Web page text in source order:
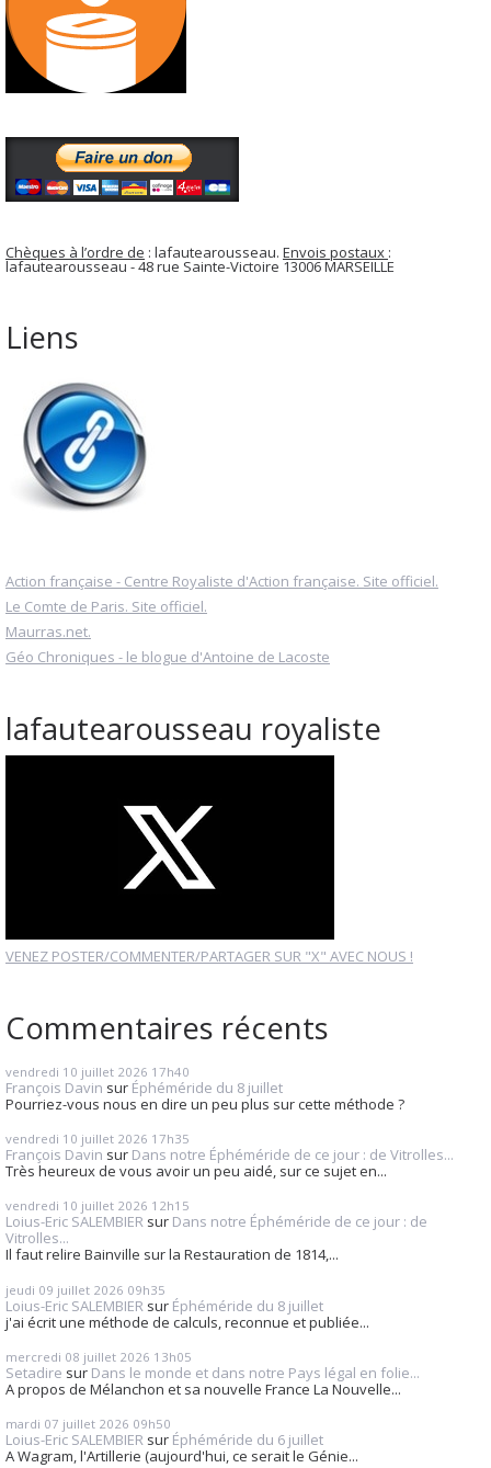
Chèques à l’ordre de : lafautearousseau. Envois postaux :
lafautearousseau - 48 rue Sainte-Victoire 13006 MARSEILLE
Liens
Action française - Centre Royaliste d'Action française. Site officiel.
Le Comte de Paris. Site officiel.
Maurras.net.
Géo Chroniques - le blogue d'Antoine de Lacoste
lafautearousseau royaliste
VENEZ POSTER/COMMENTER/PARTAGER SUR "X" AVEC NOUS !
Commentaires récents
vendredi 10 juillet 2026 17h40
François Davin sur Éphéméride du 8 juillet
Pourriez-vous nous en dire un peu plus sur cette méthode ?
vendredi 10 juillet 2026 17h35
François Davin sur Dans notre Éphéméride de ce jour : de Vitrolles...
Très heureux de vous avoir un peu aidé, sur ce sujet en...
vendredi 10 juillet 2026 12h15
Loius-Eric SALEMBIER sur Dans notre Éphéméride de ce jour : de
Vitrolles...
Il faut relire Bainville sur la Restauration de 1814,...
jeudi 09 juillet 2026 09h35
Loius-Eric SALEMBIER sur Éphéméride du 8 juillet
j'ai écrit une méthode de calculs, reconnue et publiée...
mercredi 08 juillet 2026 13h05
Setadire sur Dans le monde et dans notre Pays légal en folie...
A propos de Mélanchon et sa nouvelle France La Nouvelle...
mardi 07 juillet 2026 09h50
Loius-Eric SALEMBIER sur Éphéméride du 6 juillet
A Wagram, l'Artillerie (aujourd'hui, ce serait le Génie...